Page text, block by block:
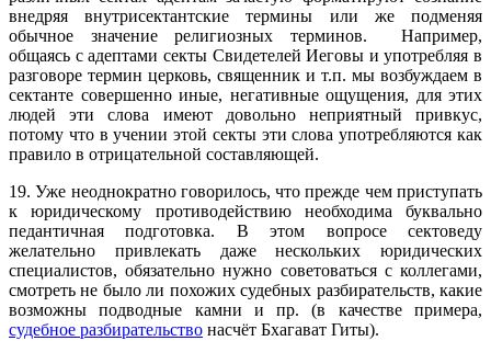
внедряя внутрисектантские термины или же подменяя
обычное значение религиозных терминов. Например,
общаясь с адептами секты Свидетелей Иеговы и употребляя в
разговоре термин церковь, священник и т.п. мы возбуждаем в
сектанте совершенно иные, негативные ощущения, для этих
людей эти слова имеют довольно неприятный привкус,
потому что в учении этой секты эти слова употребляются как
правило в отрицательной составляющей.
19. Уже неоднократно говорилось, что прежде чем приступать
к юридическому противодействию необходима буквально
педантичная подготовка. В этом вопросе сектоведу
желательно привлекать даже нескольких юридических
специалистов, обязательно нужно советоваться с коллегами,
смотреть не было ли похожих судебных разбирательств, какие
возможны подводные камни и пр. (в качестве примера,
судебное разбирательство насчёт Бхагават Гиты).